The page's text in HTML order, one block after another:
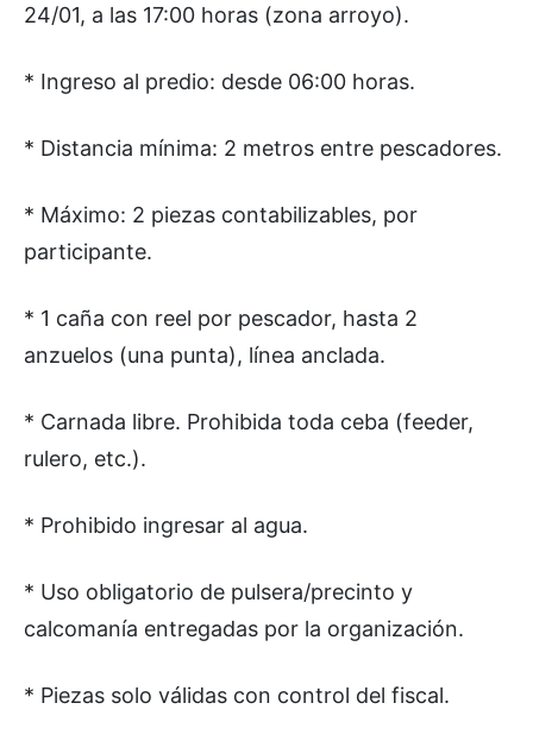
24/01, a las 17:00 horas (zona arroyo).
* Ingreso al predio: desde 06:00 horas.
* Distancia mínima: 2 metros entre pescadores.
* Máximo: 2 piezas contabilizables, por
participante.
* 1 caña con reel por pescador, hasta 2
anzuelos (una punta), línea anclada.
* Carnada libre. Prohibida toda ceba (feeder,
rulero, etc.).
* Prohibido ingresar al agua.
* Uso obligatorio de pulsera/precinto y
calcomanía entregadas por la organización.
* Piezas solo válidas con control del fiscal.